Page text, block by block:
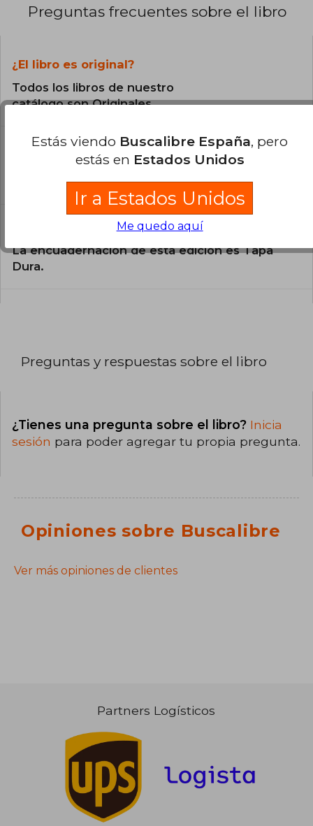
Preguntas frecuentes sobre el libro
¿El libro es original?
Todos los libros de nuestro
catálogo son Originales.
¿En qué Idioma está escrito el
El libro está escrito en Español.
¿Cuál es la encuadernación de este libro?
La encuadernación de esta edición es Tapa
Dura.
Preguntas y respuestas sobre el libro
¿Tienes una pregunta sobre el libro? Inicia
sesión para poder agregar tu propia pregunta.
Opiniones sobre Buscalibre
Ver más opiniones de clientes
Partners Logísticos
Estás viendo Buscalibre España, pero
estás en Estados Unidos
Ir a Estados Unidos
Me quedo aquí